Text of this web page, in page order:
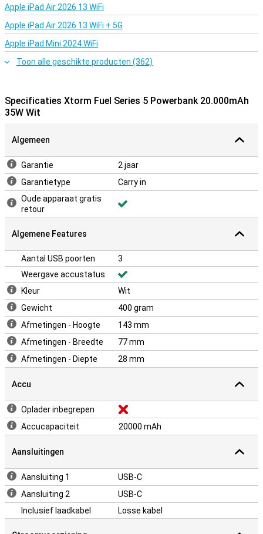
Apple iPad Air 2026 13 WiFi
Apple iPad Air 2026 13 WiFi + 5G
Apple iPad Mini 2024 WiFi
Toon alle geschikte producten (362)
Specificaties Xtorm Fuel Series 5 Powerbank 20.000mAh
35W Wit
Algemeen
Garantie
2 jaar
Garantietype
Carry in
Oude apparaat gratis
retour
Algemene Features
Aantal USB poorten
3
Weergave accustatus
Kleur
Wit
Gewicht
400 gram
Afmetingen - Hoogte
143 mm
Afmetingen - Breedte
77 mm
Afmetingen - Diepte
28 mm
Accu
Oplader inbegrepen
Accucapaciteit
20000 mAh
Aansluitingen
Aansluiting 1
USB-C
Aansluiting 2
USB-C
Inclusief laadkabel
Losse kabel